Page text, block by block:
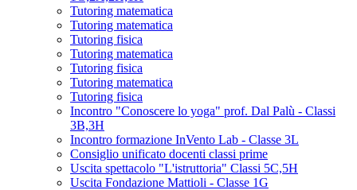
Tutoring matematica
Tutoring matematica
Tutoring fisica
Tutoring matematica
Tutoring fisica
Tutoring matematica
Tutoring fisica
Incontro "Conoscere lo yoga" prof. Dal Palù - Classi
3B,3H
Incontro formazione InVento Lab - Classe 3L
Consiglio unificato docenti classi prime
Uscita spettacolo "L'istruttoria" Classi 5C,5H
Uscita Fondazione Mattioli - Classe 1G